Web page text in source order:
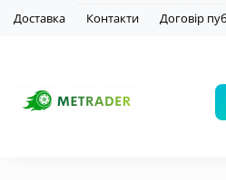
Доставка Контакти Договір